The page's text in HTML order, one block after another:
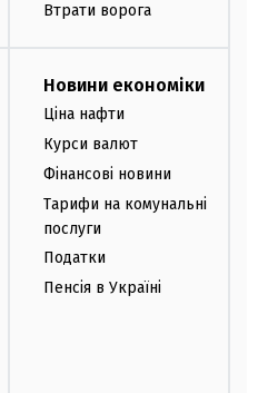
Втрати ворога
Новини економіки
Ціна нафти
Курси валют
Фінансові новини
Тарифи на комунальні
послуги
Податки
Пенсія в Україні